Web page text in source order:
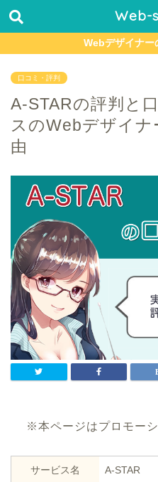
Web-
Webデザイナー
口コミ・評判
A-STARの評判と
スのWebデザイ
由
※本ページはプロモー
サービス名 A-STAR